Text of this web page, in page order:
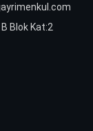
Blok Kat:2